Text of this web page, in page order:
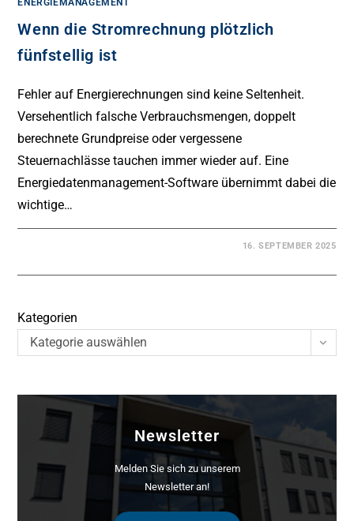
Wenn die Stromrechnung plötzlich
fünfstellig ist
Fehler auf Energierechnungen sind keine Seltenheit.
Versehentlich falsche Verbrauchsmengen, doppelt
berechnete Grundpreise oder vergessene
Steuernachlässe tauchen immer wieder auf. Eine
Energiedatenmanagement-Software übernimmt dabei die
wichtige…
16. SEPTEMBER 2025
Kategorien
Kategorie auswählen
Newsletter
Melden Sie sich zu unserem
Newsletter an!